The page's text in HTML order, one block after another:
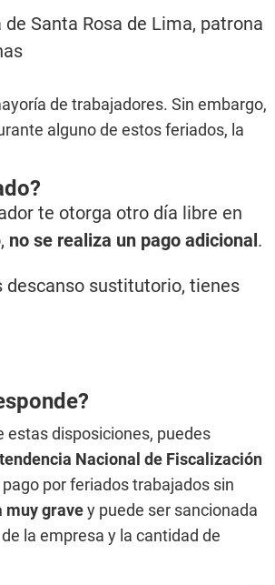
Santa Rosa de Lima, patrona
de trabajadores. Sin embargo,
alguno de estos feriados, la
te otorga otro día libre en
no se realiza un pago adicional.
descanso sustitutorio, tienes
estas disposiciones, puedes
Nacional de Fiscalización
por feriados trabajados sin
muy gravey puede ser sancionada
la empresa y la cantidad de